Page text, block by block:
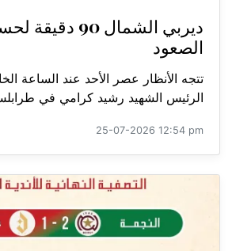
ديربي الشمال 90
الصعود
تتجه الأنظار عصر الأحد عند الساعة
الرئيس الشهيد رشيد كرامي في
25-07-2026 12:54 pm